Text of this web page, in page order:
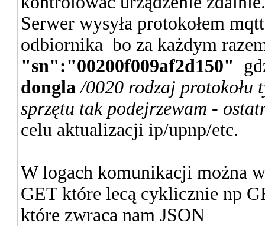
Serwer wysyła protokołem
odbiornika bo za każdym
"sn":"00200f009af2d150"
dongla /0020 rodzaj protokołu
sprzętu tak podejrzewam -
celu aktualizacji ip/upnp/etc.
W logach komunikacji można
GET które lecą cyklicznie np
które zwraca nam JSON